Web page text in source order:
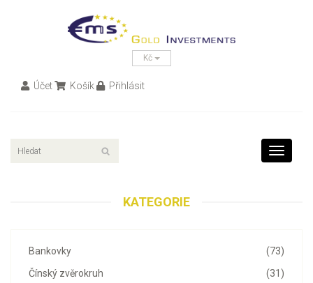
Kč
Účet Košík Přihlásit
Toggle
KATEGORIE
(73)
Bankovky
(31)
Čínský zvěrokruh